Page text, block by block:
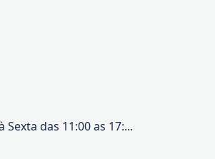
das 11:00 as 17:...